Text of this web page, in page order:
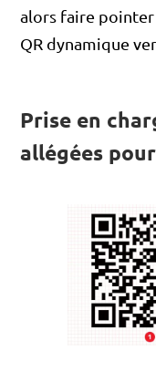
alors faire
QR dynamique
Prise en
allégées